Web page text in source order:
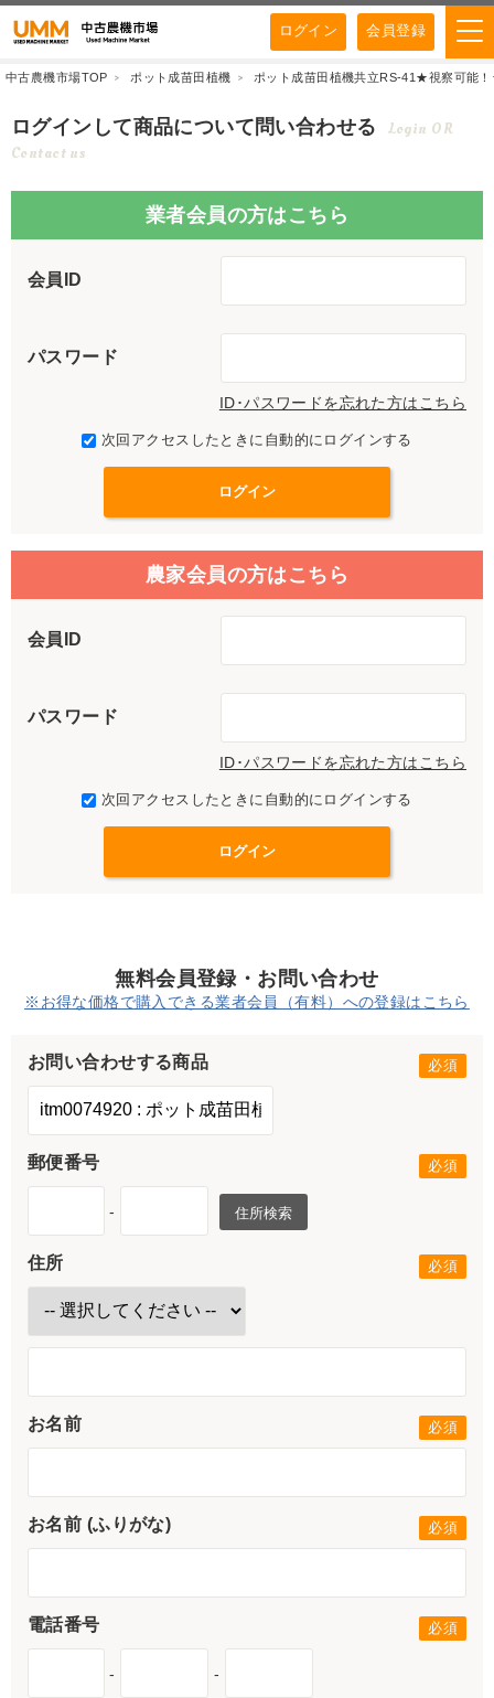
ログイン 会員登録
中古農機市場TOP ポット成苗田植機 ポット成苗田植機共立RS-41★視察可能
ログインして商品について問い合わせる
Login OR
Contact us
業者会員の方はこちら
会員ID
パスワード
ID･パスワードを忘れた方はこちら
次回アクセスしたときに自動的にログインする
農家会員の方はこちら
会員ID
パスワード
ID･パスワードを忘れた方はこちら
次回アクセスしたときに自動的にログインする
無料会員登録・お問い合わせ
※お得な価格で購入できる業者会員（有料）への登録はこちら
お問い合わせする商品
郵便番号
- 住所検索
住所
お名前
お名前 (ふりがな)
電話番号
- -